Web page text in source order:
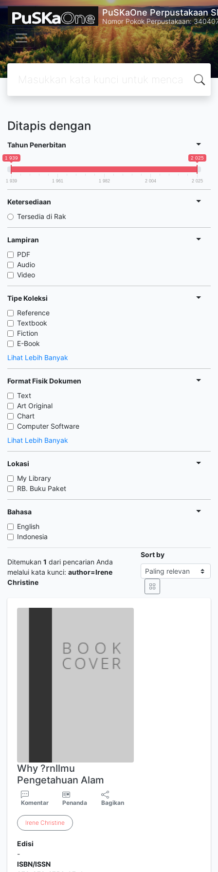
PuSKaOne Perpustakaan
Nomor Pokok Perpustakaan:
Ditapis dengan
Tahun Penerbitan
1 939 2 025
1 939 1 961 1 982 2 004 2 025
Ketersediaan
Tersedia di Rak
Lampiran
PDF
Audio
Video
Tipe Koleksi
Reference
Textbook
Fiction
E-Book
Lihat Lebih Banyak
Format Fisik Dokumen
Text
Art Original
Chart
Computer Software
Lihat Lebih Banyak
Lokasi
My Library
RB. Buku Paket
Bahasa
English
Indonesia
Ditemukan 1 dari pencarian Anda
melalui kata kunci: author=Irene
Christine
Sort by
Why ?rnIlmu
Pengetahuan Alam
Komentar Penanda Bagikan
Irene Christine
Edisi
-
ISBN/ISSN